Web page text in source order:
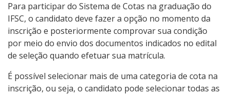
Para participar do Sistema de Cotas na graduação do
IFSC, o candidato deve fazer a opção no momento da
inscrição e posteriormente comprovar sua condição
por meio do envio dos documentos indicados no edital
de seleção quando efetuar sua matrícula.
É possível selecionar mais de uma categoria de cota na
inscrição, ou seja, o candidato pode selecionar todas as